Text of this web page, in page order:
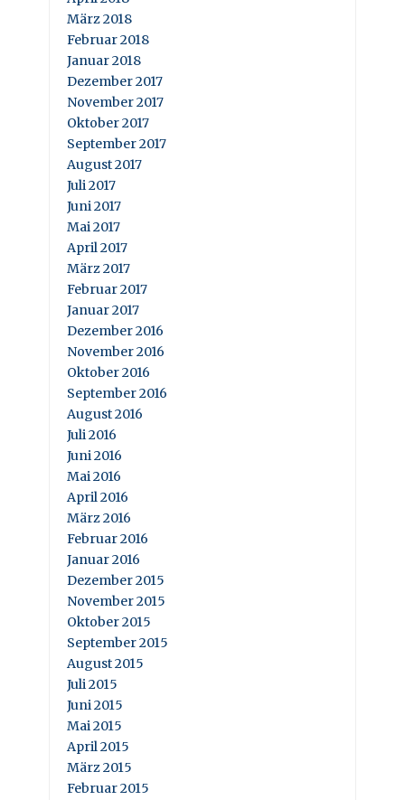
März 2018
Februar 2018
Januar 2018
Dezember 2017
November 2017
Oktober 2017
September 2017
August 2017
Juli 2017
Juni 2017
Mai 2017
April 2017
März 2017
Februar 2017
Januar 2017
Dezember 2016
November 2016
Oktober 2016
September 2016
August 2016
Juli 2016
Juni 2016
Mai 2016
April 2016
März 2016
Februar 2016
Januar 2016
Dezember 2015
November 2015
Oktober 2015
September 2015
August 2015
Juli 2015
Juni 2015
Mai 2015
April 2015
März 2015
Februar 2015